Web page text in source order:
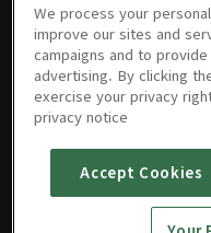
08/24/2023
08/24/2023 • 1시간 26분
08/25/202308/
We process your
improve our sites and
campaigns and to
advertising. By clicking
exercise your privacy
privacy notice
Accept Cookies